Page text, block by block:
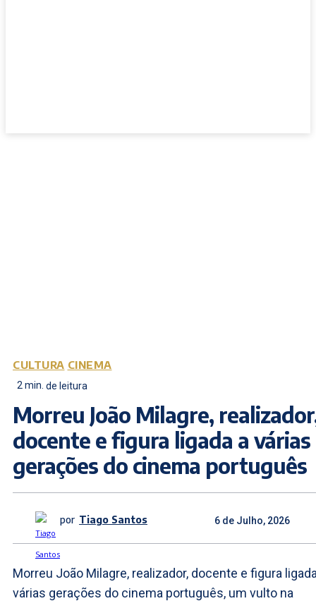
CULTURA CINEMA
2min. de leitura
Morreu João Milagre,
docente e figura ligada a várias
gerações do cinema português
por Tiago Santos 6 de Julho, 2026
Morreu João Milagre, realizador, docente e figura
várias gerações do cinema português, um vulto na